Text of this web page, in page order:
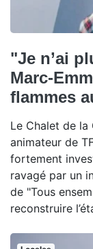
"Je n’ai
Marc-
flammes
Le Chalet de la
animateur de
fortement
ravagé par un
de "Tous
reconstruire